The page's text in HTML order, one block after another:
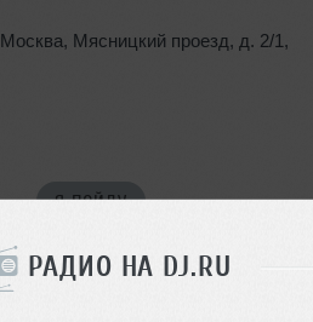
РАДИО НА DJ.RU
Москва, Мясницкий проезд, д. 2/1 ,
Я ПОЙДУ